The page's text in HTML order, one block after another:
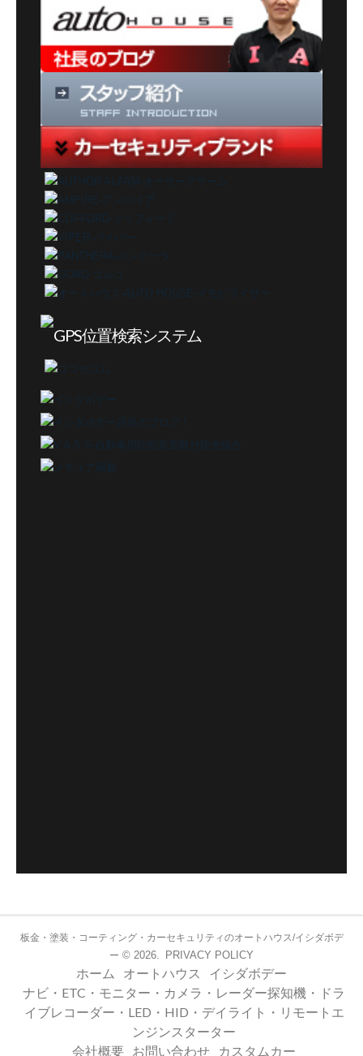
板金・塗装・コーティング・カーセキュリティのオートハウス/イシダボデ
ー © 2026. PRIVACY POLICY
ホーム オートハウス
イシダボデー
ナビ・ETC・モニター・カメラ・レーダー探知機・ドラ
イブレコーダー・LED・HID・デイライト・リモートエ
ンジンスターター
会社概要 お問い合わせ カスタムカー